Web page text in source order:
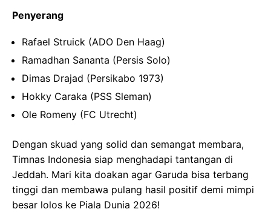
Penyerang
Rafael Struick (ADO Den Haag)
Ramadhan Sananta (Persis Solo)
Dimas Drajad (Persikabo 1973)
Hokky Caraka (PSS Sleman)
Ole Romeny (FC Utrecht)
Dengan skuad yang solid dan semangat membara,
Timnas Indonesia siap menghadapi tantangan di
Jeddah. Mari kita doakan agar Garuda bisa terbang
tinggi dan membawa pulang hasil positif demi mimpi
besar lolos ke Piala Dunia 2026!